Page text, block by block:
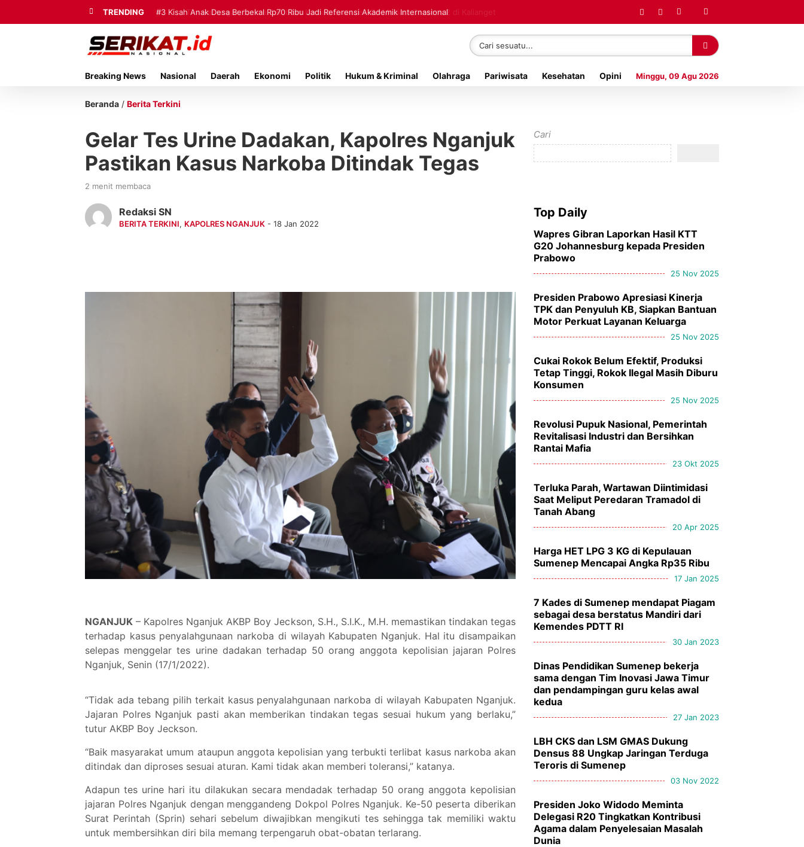
TRENDING #3 Kisah Anak Desa Berbekal Rp70 Ribu Jadi Referensi Akademik Internasional
Breaking News Nasional Daerah Ekonomi Politik Hukum & Kriminal Olahraga Pariwisata Kesehatan Opini Minggu, 09 Agu 2026
Beranda / Berita Terkini
Gelar Tes Urine Dadakan, Kapolres Nganjuk
Pastikan Kasus Narkoba Ditindak Tegas
2 menit membaca
Redaksi SN
BERITA TERKINI, KAPOLRES NGANJUK - 18 Jan 2022
NGANJUK – Kapolres Nganjuk AKBP Boy Jeckson, S.H., S.I.K., M.H. memastikan tindakan tegas
terhadap kasus penyalahgunaan narkoba di wilayah Kabupaten Nganjuk. Hal itu disampaikan
selepas menggelar tes urine dadakan terhadap 50 orang anggota kepolisian jajaran Polres
Nganjuk, Senin (17/1/2022).
“Tidak ada tebang pilih terkait kasus penyalahgunaan narkoba di wilayah Kabupaten Nganjuk.
Jajaran Polres Nganjuk pasti akan memberikan tindakan tegas sesuai hukum yang berlaku,”
tutur AKBP Boy Jeckson.
“Baik masyarakat umum ataupun anggota kepolisian yang terbukti terlibat kasus narkoba akan
ditindak dan diproses sesuai aturan. Kami tidak akan memberi toleransi,” katanya.
Adapun tes urine hari itu dilakukan secara mendadak terhadap 50 orang anggota kepolisian
jajaran Polres Nganjuk dengan menggandeng Dokpol Polres Nganjuk. Ke-50 peserta diberikan
Surat Perintah (Sprin) sehari sebelum diwajibkan mengikuti tes sehingga tak memiliki waktu
untuk membersihkan diri bila memang terpengaruh obat-obatan terlarang.
Cari
Top Daily
Wapres Gibran Laporkan Hasil KTT
G20 Johannesburg kepada Presiden
Prabowo
25 Nov 2025
Presiden Prabowo Apresiasi Kinerja
TPK dan Penyuluh KB, Siapkan Bantuan
Motor Perkuat Layanan Keluarga
25 Nov 2025
Cukai Rokok Belum Efektif, Produksi
Tetap Tinggi, Rokok Ilegal Masih Diburu
Konsumen
25 Nov 2025
Revolusi Pupuk Nasional, Pemerintah
Revitalisasi Industri dan Bersihkan
Rantai Mafia
23 Okt 2025
Terluka Parah, Wartawan Diintimidasi
Saat Meliput Peredaran Tramadol di
Tanah Abang
20 Apr 2025
Harga HET LPG 3 KG di Kepulauan
Sumenep Mencapai Angka Rp35 Ribu
17 Jan 2025
7 Kades di Sumenep mendapat Piagam
sebagai desa berstatus Mandiri dari
Kemendes PDTT RI
30 Jan 2023
Dinas Pendidikan Sumenep bekerja
sama dengan Tim Inovasi Jawa Timur
dan pendampingan guru kelas awal
kedua
27 Jan 2023
LBH CKS dan LSM GMAS Dukung
Densus 88 Ungkap Jaringan Terduga
Teroris di Sumenep
03 Nov 2022
Presiden Joko Widodo Meminta
Delegasi R20 Tingkatkan Kontribusi
Agama dalam Penyelesaian Masalah
Dunia